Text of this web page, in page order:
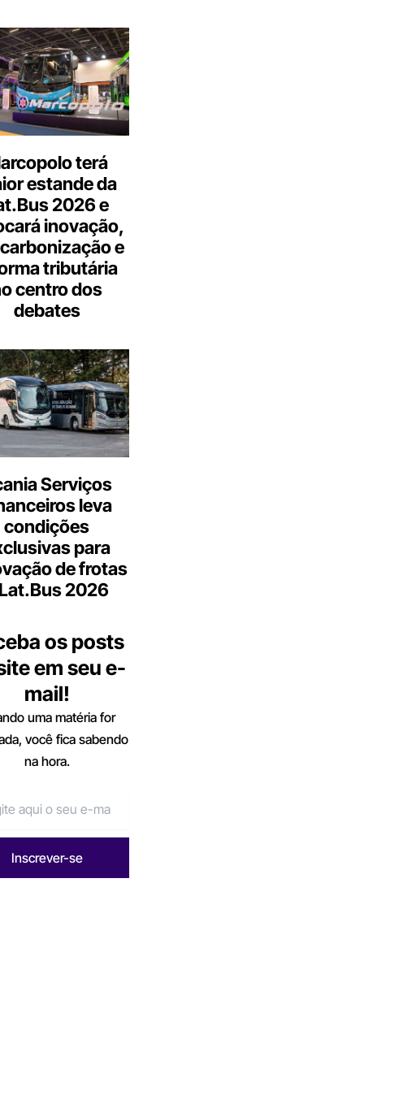
terá
estande da
2026 e
inovação,
e
tributária
centro dos
debates
Serviços
leva
condições
para
de frotas
2026
os posts
em seu e-
mail!
uma matéria for
você fica sabendo
na hora.
Inscrever-se